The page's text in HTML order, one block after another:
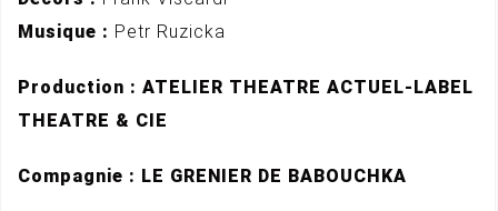
Musique : Petr Ruzicka
Production : ATELIER THEATRE ACTUEL-LABEL
THEATRE & CIE
Compagnie : LE GRENIER DE BABOUCHKA